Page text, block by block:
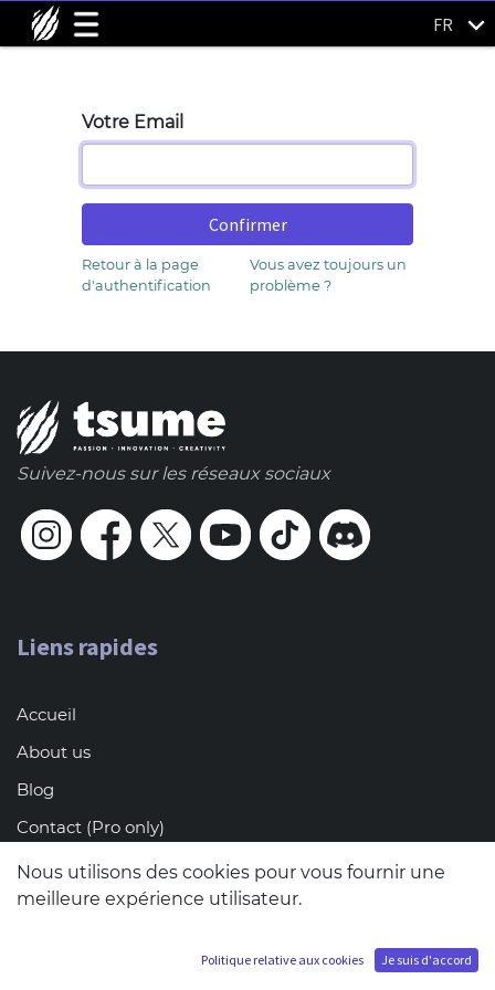
FR
Votre Email
Confirmer
Retour à la page
d'authentification
Vous avez toujours un
problème ?
Suivez-nous sur les réseaux sociaux
Liens rapides
Accueil
About us
Blog
Contact (Pro only)
Terms & conditions of sales
FAQ
Nous utilisons des cookies pour vous fournir une
meilleure expérience utilisateur.
Politique relative aux cookies Je suis d'accord